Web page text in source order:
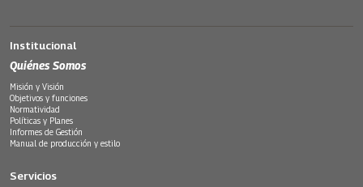
Institucional
Quiénes Somos
Misión y Visión
Objetivos y funciones
Normatividad
Políticas y Planes
Informes de Gestión
Manual de producción y estilo
Servicios